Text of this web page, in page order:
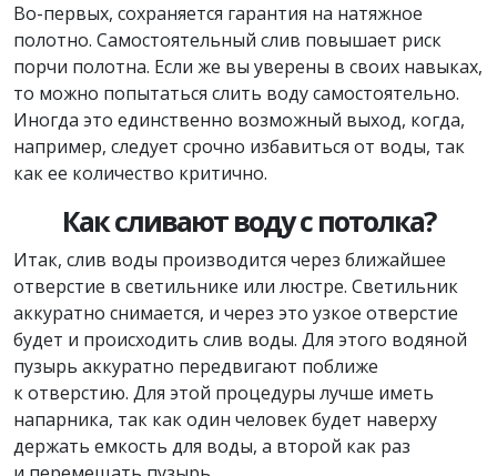
Во-первых, сохраняется гарантия на натяжное
полотно. Самостоятельный слив повышает риск
порчи полотна. Если же вы уверены в своих навыках,
то можно попытаться слить воду самостоятельно.
Иногда это единственно возможный выход, когда,
например, следует срочно избавиться от воды, так
как ее количество критично.
Как сливают воду с потолка?
Итак, слив воды производится через ближайшее
отверстие в светильнике или люстре. Светильник
аккуратно снимается, и через это узкое отверстие
будет и происходить слив воды. Для этого водяной
пузырь аккуратно передвигают поближе
к отверстию. Для этой процедуры лучше иметь
напарника, так как один человек будет наверху
держать емкость для воды, а второй как раз